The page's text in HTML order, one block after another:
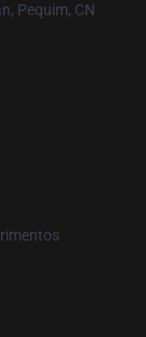
Pequim, CN